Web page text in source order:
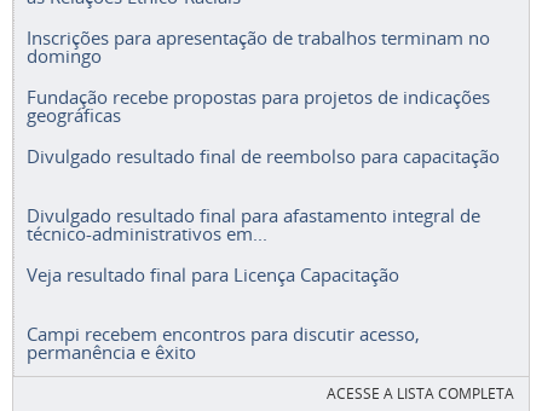
Inscrições para apresentação de trabalhos terminam no
domingo
Fundação recebe propostas para projetos de indicações
geográficas
Divulgado resultado final de reembolso para capacitação
Divulgado resultado final para afastamento integral de
técnico-administrativos em...
Veja resultado final para Licença Capacitação
Campi recebem encontros para discutir acesso,
permanência e êxito
ACESSE A LISTA COMPLETA